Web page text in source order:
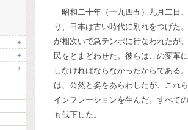
+
+
+
昭和二十年（一九四五）九月二日
り、日本は古い時代に別れをつげた
が相次いで急テンポに行なわれたが
民をとまどわせた。彼らはこの変革
しなければならなかったからである
は、公然と姿をあらわしたが、これ
インフレーションを生んだ。すべて
も低下した。